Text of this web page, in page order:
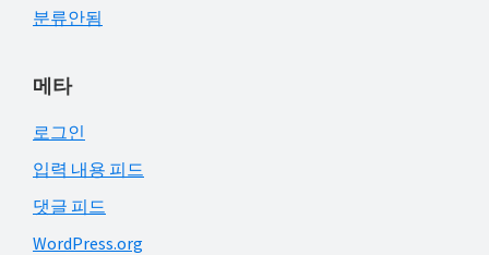
분류안됨
메타
로그인
입력 내용 피드
댓글 피드
WordPress.org